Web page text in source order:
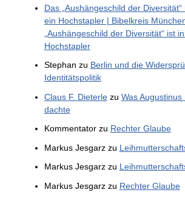
Das „Aushängeschild der
ein Hochstapler | Bibelkreis
„Aushängeschild der Diversität“ ist
Hochstapler
Stephan zu Berlin und die
Identitätspolitik
Claus F. Dieterlezu Was
dachte
Kommentatorzu Rechter Glaube
Markus Jesgarzzu
Markus Jesgarzzu
Markus Jesgarzzu Rechter Glaube